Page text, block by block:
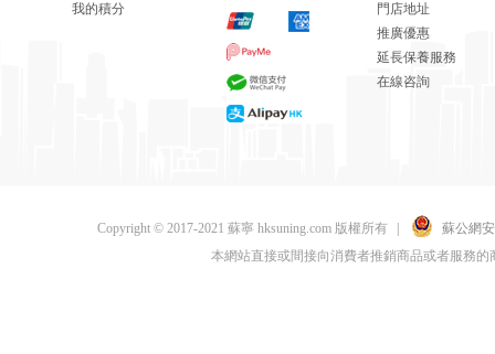
我的積分
門店地址
推廣優惠
延長保養服務
在線咨詢
Copyright © 2017-2021 蘇寧 hksuning.com 版權所有
蘇公網
本網站直接或間接向消費者推銷商品或者服務